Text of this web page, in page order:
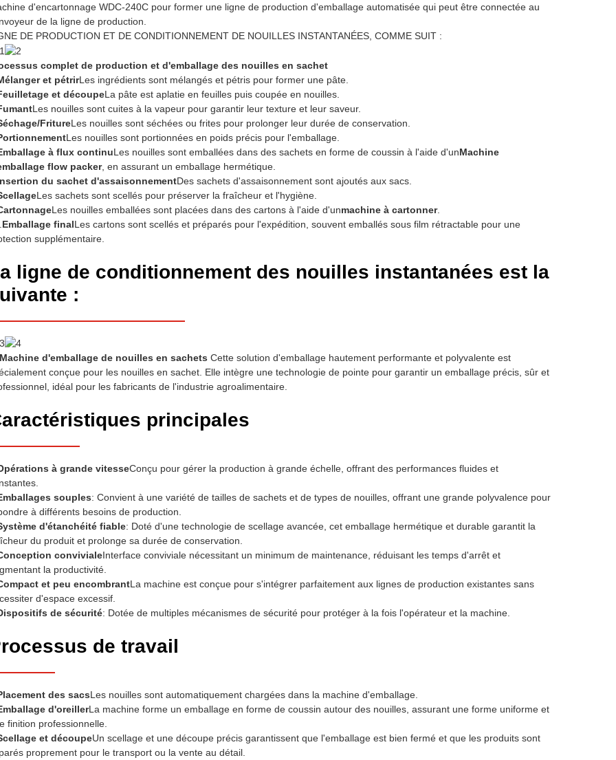
d'encartonnage WDC-240C pour former une ligne de production d'emballage automatisée qui peut être connectée au
de la ligne de production.
DE PRODUCTION ET DE CONDITIONNEMENT DE NOUILLES INSTANTANÉES, COMME SUIT :
complet de production et d'emballage des nouilles en sachet
et pétrirLes ingrédients sont mélangés et pétris pour former une pâte.
et découpeLa pâte est aplatie en feuilles puis coupée en nouilles.
Les nouilles sont cuites à la vapeur pour garantir leur texture et leur saveur.
FritureLes nouilles sont séchées ou frites pour prolonger leur durée de conservation.
Les nouilles sont portionnées en poids précis pour l'emballage.
à flux continuLes nouilles sont emballées dans des sachets en forme de coussin à l'aide d'unMachine
flow packer, en assurant un emballage hermétique.
du sachet d'assaisonnementDes sachets d'assaisonnement sont ajoutés aux sacs.
Les sachets sont scellés pour préserver la fraîcheur et l'hygiène.
Les nouilles emballées sont placées dans des cartons à l'aide d'unmachine à cartonner.
Emballage finalLes cartons sont scellés et préparés pour l'expédition, souvent emballés sous film rétractable pour une
supplémentaire.
ligne de conditionnement des nouilles instantanées est la
:
d'emballage de nouilles en sachets Cette solution d'emballage hautement performante et polyvalente est
conçue pour les nouilles en sachet. Elle intègre une technologie de pointe pour garantir un emballage précis, sûr et
idéal pour les fabricants de l'industrie agroalimentaire.
principales
à grande vitesseConçu pour gérer la production à grande échelle, offrant des performances fluides et
souples: Convient à une variété de tailles de sachets et de types de nouilles, offrant une grande polyvalence pour
à différents besoins de production.
d'étanchéité fiable: Doté d'une technologie de scellage avancée, cet emballage hermétique et durable garantit la
du produit et prolonge sa durée de conservation.
convivialeInterface conviviale nécessitant un minimum de maintenance, réduisant les temps d'arrêt et
la productivité.
et peu encombrantLa machine est conçue pour s'intégrer parfaitement aux lignes de production existantes sans
d'espace excessif.
de sécurité: Dotée de multiples mécanismes de sécurité pour protéger à la fois l'opérateur et la machine.
de travail
des sacsLes nouilles sont automatiquement chargées dans la machine d'emballage.
d'oreillerLa machine forme un emballage en forme de coussin autour des nouilles, assurant une forme uniforme et
finition professionnelle.
et découpeUn scellage et une découpe précis garantissent que l'emballage est bien fermé et que les produits sont
proprement pour le transport ou la vente au détail.